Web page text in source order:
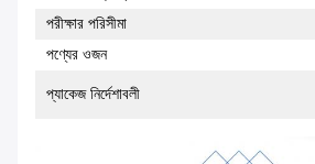
পরীক্ষার পরিসীমা
পণ্যের ওজন
প্যাকেজ নির্দেশাবলী